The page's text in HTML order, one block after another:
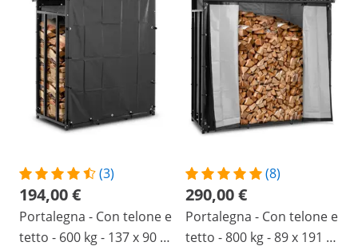
(3)
194,00 €
Portalegna - Con telone e
tetto - 600 kg - 137 x 90 x
(8)
290,00 €
Portalegna - Con telone e
tetto - 800 kg - 89 x 191 x